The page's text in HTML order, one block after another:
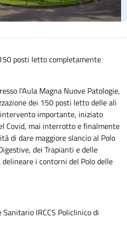
posti letto completamente
l'Aula Magna Nuove Patologie,
dei 150 posti letto delle ali
importante, iniziato
Covid, mai interrotto e finalmente
di dare maggiore slancio al Polo
dei Trapianti e delle
i contorni del Polo delle
IRCCS Policlinico di